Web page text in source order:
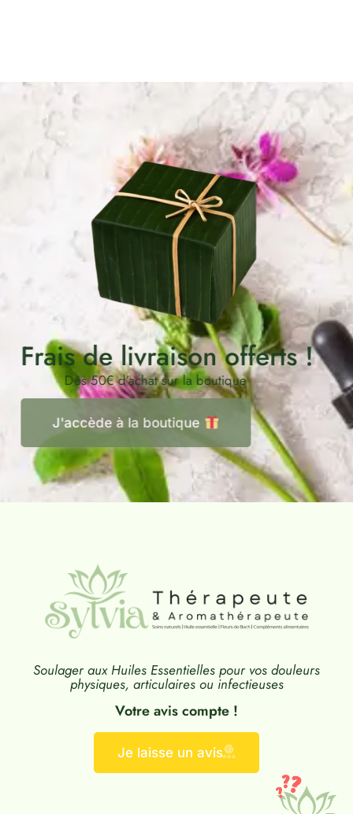
Frais de livraison offerts !
Dès 50€ d’achat sur la boutique
J'accède à la boutique
Soulager aux Huiles Essentielles pour vos douleurs
physiques, articulaires ou infectieuses
Votre avis compte !
Je laisse un avis